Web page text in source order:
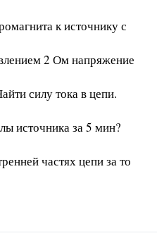
к источнику с
2 Ом напряжение
силу тока в цепи.
источника за 5 мин?
частях цепи за то